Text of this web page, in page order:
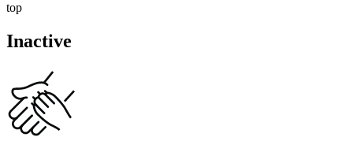
top
Inactive